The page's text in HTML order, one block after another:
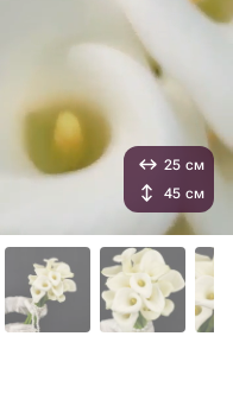
25 см
45 см